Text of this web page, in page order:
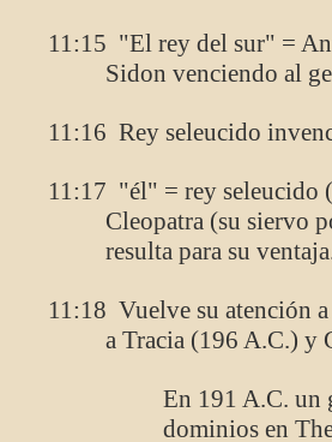
11:15 "El rey del sur" =
Sidon venciendo al
11:16 Rey seleucido
11:17 "él" = rey seleucido
Cleopatra (su siervo
resulta para su
11:18 Vuelve su atención
a Tracia (196 A.C.) y
En 191 A.C. un
dominios en